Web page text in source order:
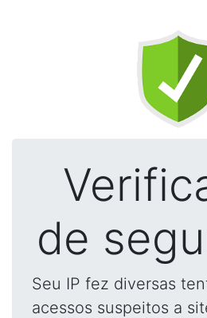
de
Seu IP fez diversas
acessos suspeitos a